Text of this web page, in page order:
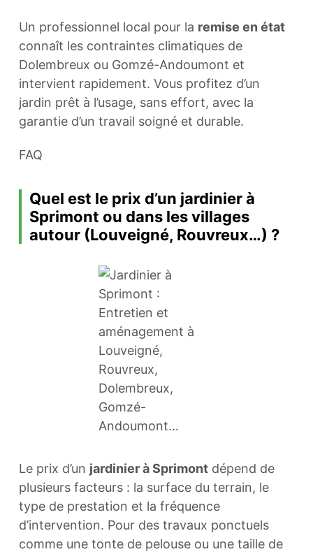
Un professionnel local pour la remise en état
connaît les contraintes climatiques de
Dolembreux ou Gomzé-Andoumont et
intervient rapidement. Vous profitez d’un
jardin prêt à l’usage, sans effort, avec la
garantie d’un travail soigné et durable.
FAQ
Quel est le prix d’un jardinier à
Sprimont ou dans les villages
autour (Louveigné, Rouvreux…) ?
Le prix d’un jardinier à Sprimontdépend de
plusieurs facteurs : la surface du terrain, le
type de prestation et la fréquence
d’intervention. Pour des travaux ponctuels
comme une tonte de pelouse ou une taille de